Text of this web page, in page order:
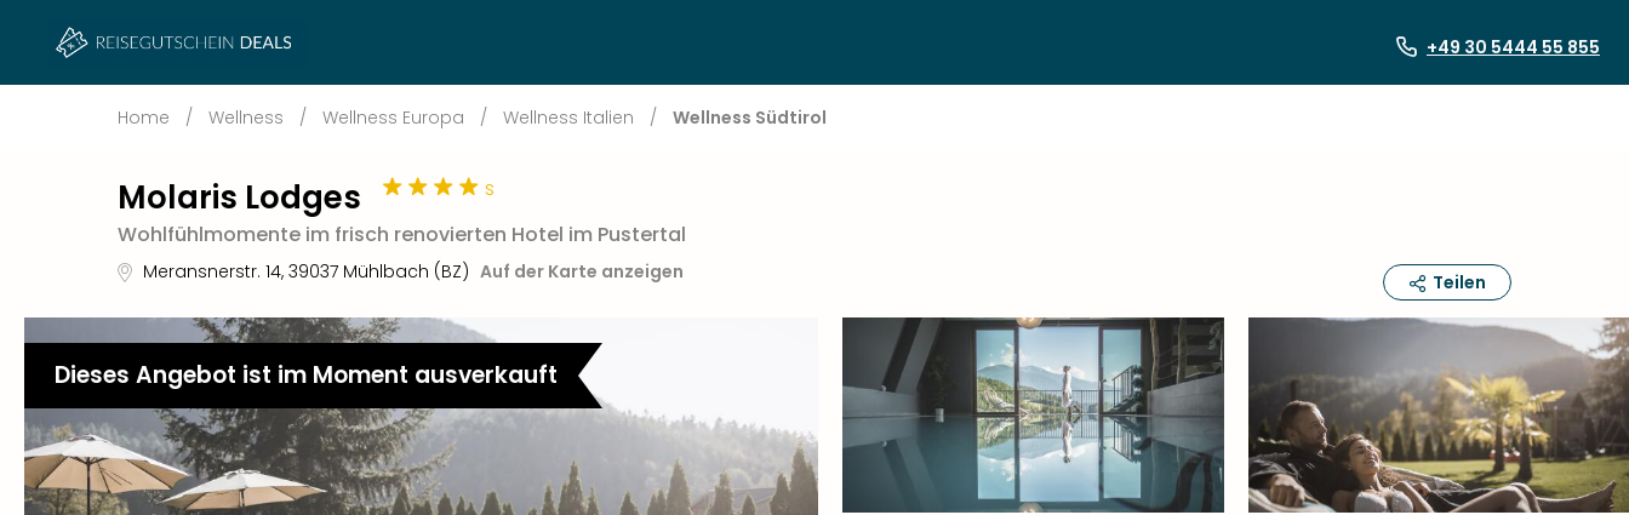
+49 30 5444 55 855
Home / Wellness / Wellness Europa / Wellness Italien / Wellness Südtirol
Molaris Lodges
s
Wohlfühlmomente im frisch renovierten Hotel im Pustertal
Meransnerstr. 14, 39037 Mühlbach (BZ) Auf der Karte anzeigen Teilen
Dieses Angebot ist im Moment ausverkauft